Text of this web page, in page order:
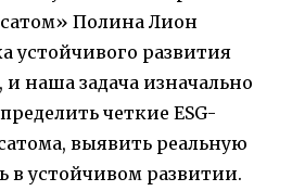
Полина Лион
устойчивого развития
наша задача изначально
четкие ESG-
выявить реальную
в устойчивом развитии.